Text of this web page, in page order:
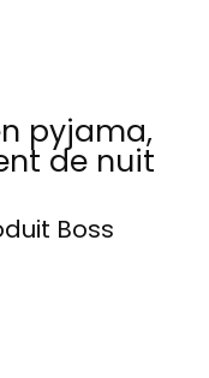
pyjama,
de nuit
Boss